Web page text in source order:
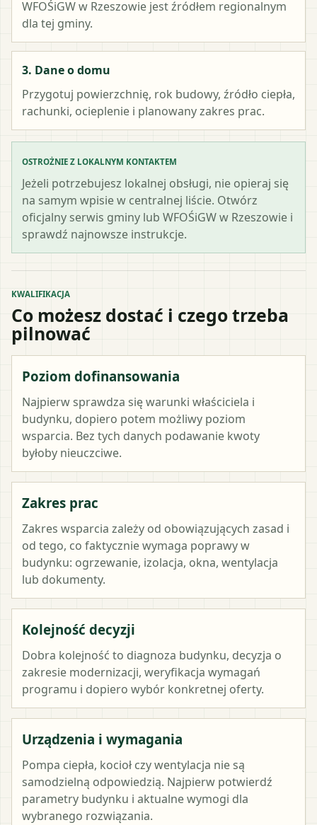
WFOŚiGW w Rzeszowie jest źródłem regionalnym
dla tej gminy.
3. Dane o domu
Przygotuj powierzchnię, rok budowy, źródło ciepła,
rachunki, ocieplenie i planowany zakres prac.
OSTROŻNIE Z LOKALNYM KONTAKTEM
Jeżeli potrzebujesz lokalnej obsługi, nie opieraj się
na samym wpisie w centralnej liście. Otwórz
oficjalny serwis gminy lub WFOŚiGW w Rzeszowie i
sprawdź najnowsze instrukcje.
KWALIFIKACJA
Co możesz dostać i czego trzeba
pilnować
Poziom dofinansowania
Najpierw sprawdza się warunki właściciela i
budynku, dopiero potem możliwy poziom
wsparcia. Bez tych danych podawanie kwoty
byłoby nieuczciwe.
Zakres prac
Zakres wsparcia zależy od obowiązujących zasad i
od tego, co faktycznie wymaga poprawy w
budynku: ogrzewanie, izolacja, okna, wentylacja
lub dokumenty.
Kolejność decyzji
Dobra kolejność to diagnoza budynku, decyzja o
zakresie modernizacji, weryfikacja wymagań
programu i dopiero wybór konkretnej oferty.
Urządzenia i wymagania
Pompa ciepła, kocioł czy wentylacja nie są
samodzielną odpowiedzią. Najpierw potwierdź
parametry budynku i aktualne wymogi dla
wybranego rozwiązania.